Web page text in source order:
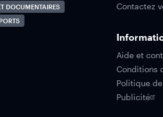
DOCUMENTAIRES
Contactez
Aide et
Conditions
Politique
Publicité